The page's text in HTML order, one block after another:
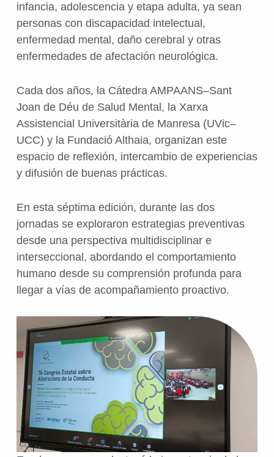
infancia, adolescencia y etapa adulta, ya sean
personas con discapacidad intelectual,
enfermedad mental, daño cerebral y otras
enfermedades de afectación neurológica.
Cada dos años, la Cátedra AMPAANS–Sant
Joan de Déu de Salud Mental, la Xarxa
Assistencial Universitària de Manresa (UVic–
UCC) y la Fundació Althaia, organizan este
espacio de reflexión, intercambio de experiencias
y difusión de buenas prácticas.
En esta séptima edición, durante las dos
jornadas se exploraron estrategias preventivas
desde una perspectiva multidisciplinar e
interseccional, abordando el comportamiento
humano desde su comprensión profunda para
llegar a vías de acompañamiento proactivo.